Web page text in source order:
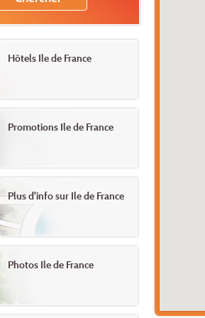
Hôtels Ile de France
Promotions Ile de France
Plus d'info sur Ile de France
Photos Ile de France